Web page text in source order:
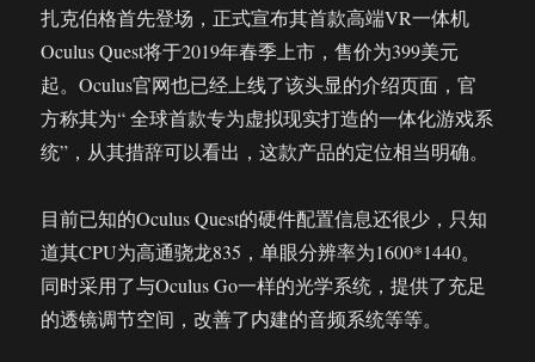
VR
游
戏
系
统
扎克伯格首先登场，正式宣布其首款高端VR一体机
Oculus Quest将于2019年春季上市，售价为399美元
起。Oculus官网也已经上线了该头显的介绍页面，官
方称其为“ 全球首款专为虚拟现实打造的一体化游戏系
统”，从其措辞可以看出，这款产品的定位相当明确。
目前已知的Oculus Quest的硬件配置信息还很少，只知
道其CPU为高通骁龙835，单眼分辨率为1600*1440。
同时采用了与Oculus Go一样的光学系统，提供了充足
的透镜调节空间，改善了内建的音频系统等等。